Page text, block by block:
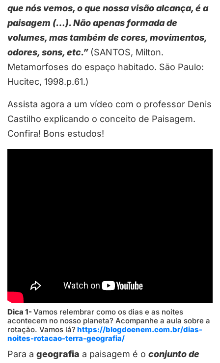
que nós vemos, o que nossa visão alcança, é a
paisagem (…). Não apenas formada de
volumes, mas também de cores, movimentos,
odores, sons, etc.” (SANTOS, Milton.
Metamorfoses do espaço habitado. São Paulo:
Hucitec, 1998.p.61.)
Assista agora a um vídeo com o professor Denis
Castilho explicando o conceito de Paisagem.
Confira! Bons estudos!
Dica 1- Vamos relembrar como os dias e as noites
acontecem no nosso planeta? Acompanhe a aula sobre a
rotação. Vamos lá?https://blogdoenem.com.br/dias-
noites-rotacao-terra-geografia/
Para a geografia a paisagem é o conjunto de